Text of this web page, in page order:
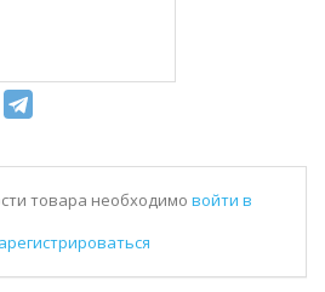
товара необходимо войти в